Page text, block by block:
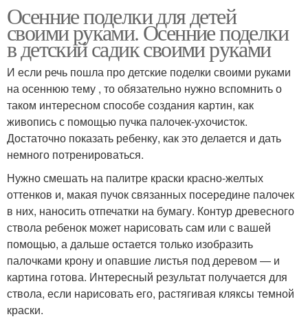
Осенние поделки для детей
своими руками. Осенние поделки
в детский садик своими руками
И если речь пошла про детские поделки своими руками
на осеннюю тему , то обязательно нужно вспомнить о
таком интересном способе создания картин, как
живопись с помощью пучка палочек-ухочисток.
Достаточно показать ребенку, как это делается и дать
немного потренироваться.
Нужно смешать на палитре краски красно-желтых
оттенков и, макая пучок связанных посередине палочек
в них, наносить отпечатки на бумагу. Контур древесного
ствола ребенок может нарисовать сам или с вашей
помощью, а дальше остается только изобразить
палочками крону и опавшие листья под деревом — и
картина готова. Интересный результат получается для
ствола, если нарисовать его, растягивая кляксы темной
краски.